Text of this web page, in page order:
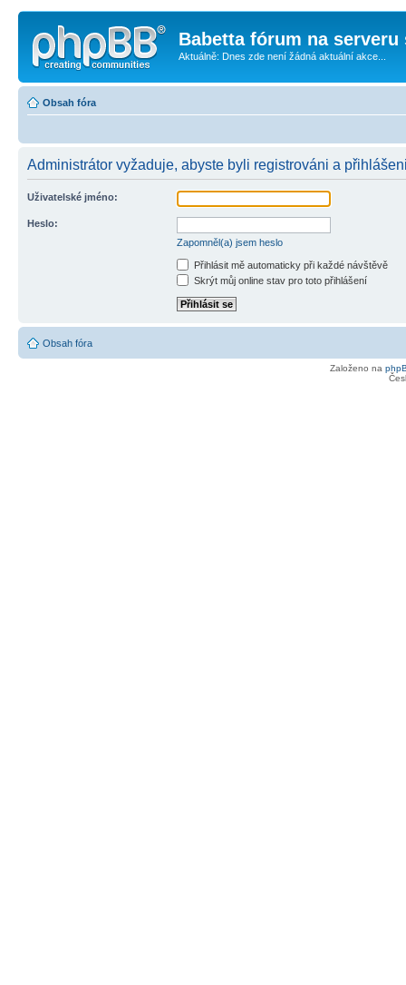
Babetta fórum na serveru
Aktuálně: Dnes zde není žádná aktuální akce...
Obsah fóra
Administrátor vyžaduje, abyste byli registrováni a
Uživatelské jméno:
Heslo:
Zapomněl(a) jsem heslo
Přihlásit mě automaticky při každé návštěvě
Skrýt můj online stav pro toto přihlášení
Obsah fóra
Založeno na